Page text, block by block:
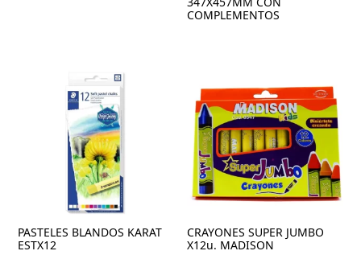
COMPLEMENTOS
PASTELES BLANDOS KARAT
ESTX12
CRAYONES SUPER JUMBO
X12u. MADISON